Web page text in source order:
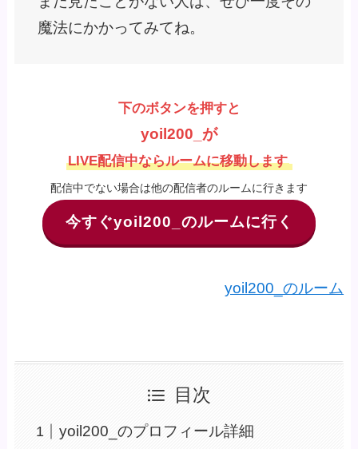
魔法にかかってみてね。
下のボタンを押すと
yoil200_が
LIVE配信中ならルームに移動します
配信中でない場合は他の配信者のルームに行きます
今すぐyoil200_のルームに行く
yoil200_のルーム
目次
yoil200_のプロフィール詳細